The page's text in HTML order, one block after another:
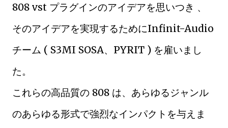
808 vst プラグインのアイデアを思いつき 、
そのアイデアを実現するためにInfinit-Audio
チーム ( S3MI SOSA、PYRIT ) を雇いまし
た。
これらの高品質の 808 は、あらゆるジャンル
のあらゆる形式で強烈なインパクトを与えま